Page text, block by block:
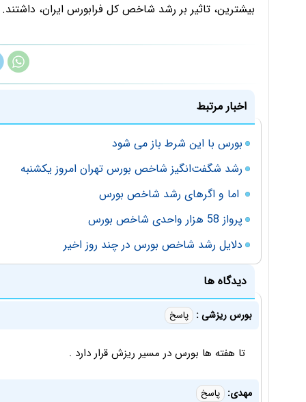
بیشترین، تاثیر بر رشد شاخص کل فرابورس ایران،
اخبار مرتبط
بورس با این شرط باز می شود
رشد شگفت‌انگیز شاخص بورس تهران امروز یکشنبه
اما و اگرهای رشد شاخص بورس
پرواز 58 هزار واحدی شاخص بورس
دلایل رشد شاخص بورس در چند روز اخیر
دیدگاه ها
بورس ریزشی : پاسخ
تا هفته ها بورس در مسیر ریزش قرار دارد .
مهدی: پاسخ